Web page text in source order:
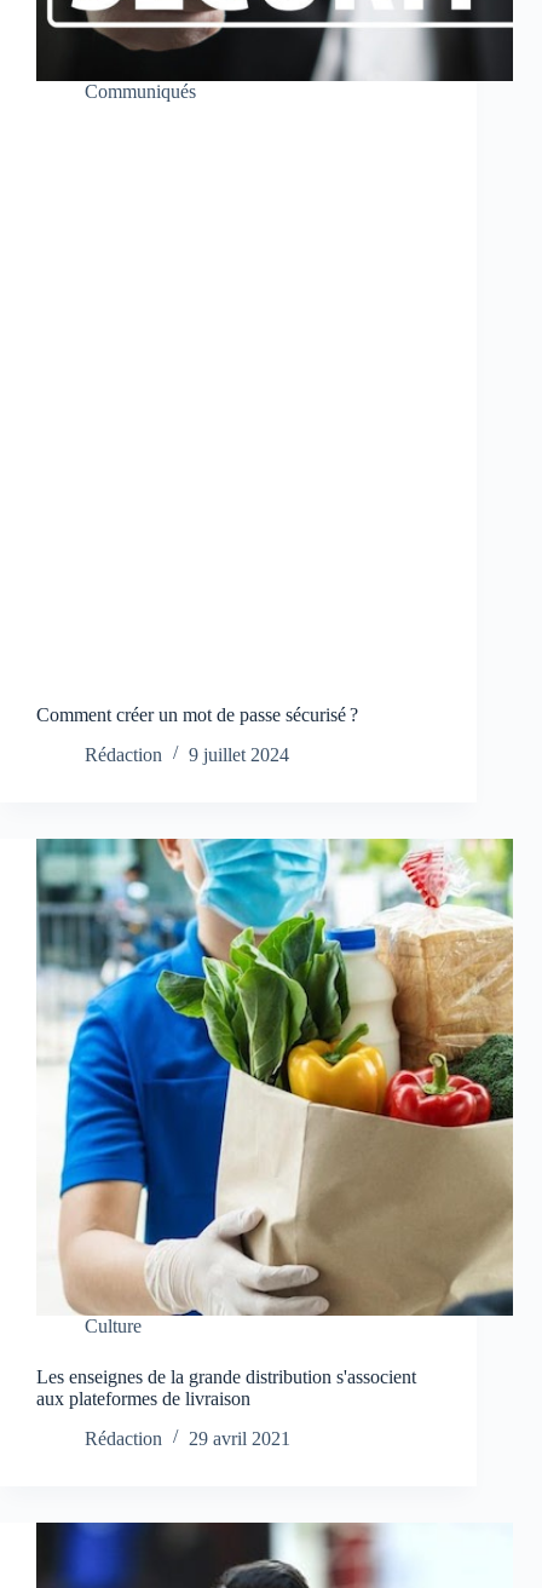
Communiqués
Comment créer un mot de passe sécurisé ?
Rédaction
9 juillet 2024
Culture
Les enseignes de la grande distribution s'associent
aux plateformes de livraison
Rédaction
29 avril 2021